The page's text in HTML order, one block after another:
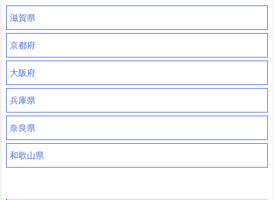
滋賀県
京都府
大阪府
兵庫県
奈良県
和歌山県